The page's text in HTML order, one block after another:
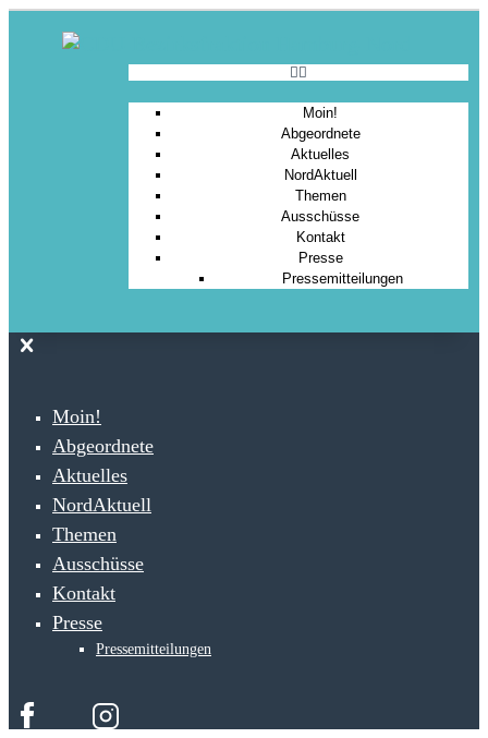
Moin!
Abgeordnete
Aktuelles
NordAktuell
Themen
Ausschüsse
Kontakt
Presse
Pressemitteilungen
Moin!
Abgeordnete
Aktuelles
NordAktuell
Themen
Ausschüsse
Kontakt
Presse
Pressemitteilungen